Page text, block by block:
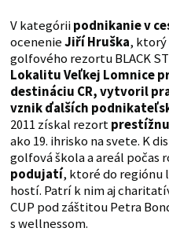
V kategóriipodnikanie v
ocenenieJiří Hruška, ktorý
golfového rezortu BLACK
Lokalitu Veľkej Lomnice
destináciu CR, vytvoril
vznik ďalších
2011 získal rezortprestížnu
ako 19. ihrisko na svete. K
golfová škola a areál počas
podujatí, ktoré do regiónu
hostí. Patrí k nim aj
CUP pod záštitou Petra
s wellnessom.